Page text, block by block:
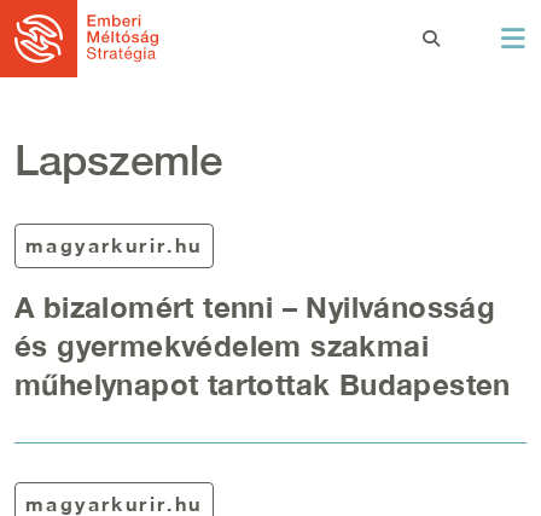
Ugrás a tartalomra
Lapszemle
magyarkurir.hu
A bizalomért tenni – Nyilvánosság
és gyermekvédelem szakmai
műhelynapot tartottak Budapesten
magyarkurir.hu